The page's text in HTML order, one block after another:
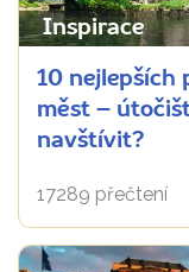
Inspirace
10 nejlepších
měst –
navštívit?
17289 přečtení